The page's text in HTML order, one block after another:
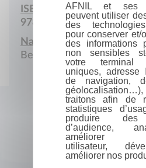
ISBN :
978-2-9604325
Nationalité :
Belgique
AFNIL et ses
peuvent utiliser
des
pour conserver et/
des informations
non sensibles
votre terminal
uniques, adresse
de navigation,
traitons afin de
statistiques
produire des
d’audience,
améliorer
utilisateur,
améliorer nos